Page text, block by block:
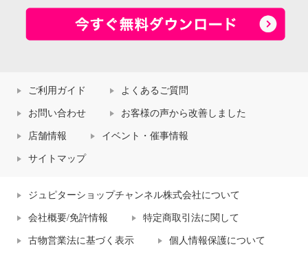
ご利用ガイド よくあるご質問
お問い合わせ お客様の声から改善しました
店舗情報 イベント・催事情報
サイトマップ
ジュピターショップチャンネル株式会社について
会社概要/免許情報 特定商取引法に関して
古物営業法に基づく表示 個人情報保護について